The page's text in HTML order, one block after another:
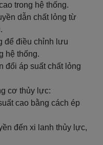
trong hệ thống.
dẫn chất lỏng từ
để điều chỉnh lưu
hệ thống.
đổi áp suất chất lỏng
cơ thủy lực:
cao bằng cách ép
đến xi lanh thủy lực,